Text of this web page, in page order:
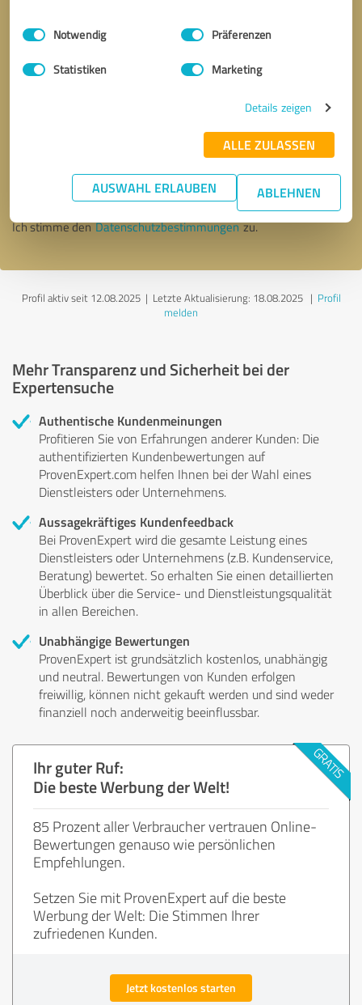
Impressum Datenschutzbestimmungen
Einwilligungsauswahl
Notwendig Präferenzen
Statistiken Marketing
Details zeigen
ALLE ZULASSEN
AUSWAHL ERLAUBEN ABLEHNEN
* Erforderliche Angaben
Nachricht senden
Ich stimme denDatenschutzbestimmungenzu.
Profil aktiv seit 12.08.2025 | Letzte Aktualisierung: 18.08.2025| Profil
melden
Mehr Transparenz und Sicherheit bei der
Expertensuche
Authentische Kundenmeinungen
Profitieren Sie von Erfahrungen anderer Kunden: Die
authentifizierten Kundenbewertungen auf
ProvenExpert.com helfen Ihnen bei der Wahl eines
Dienstleisters oder Unternehmens.
Aussagekräftiges Kundenfeedback
Bei ProvenExpert wird die gesamte Leistung eines
Dienstleisters oder Unternehmens (z.B. Kundenservice,
Beratung) bewertet. So erhalten Sie einen detaillierten
Überblick über die Service- und Dienstleistungsqualität
in allen Bereichen.
Unabhängige Bewertungen
ProvenExpert ist grundsätzlich kostenlos, unabhängig
und neutral. Bewertungen von Kunden erfolgen
freiwillig, können nicht gekauft werden und sind weder
finanziell noch anderweitig beeinflussbar.
Ihr guter Ruf:
Die beste Werbung der Welt!
85 Prozent aller Verbraucher vertrauen Online-
Bewertungen genauso wie persönlichen
Empfehlungen.
Setzen Sie mit ProvenExpert auf die beste
Werbung der Welt: Die Stimmen Ihrer
zufriedenen Kunden.
Jetzt kostenlos starten